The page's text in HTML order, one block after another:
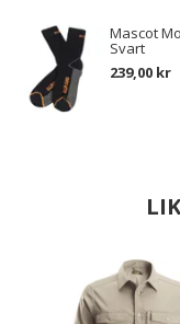
Mascot
Svart
239,00 kr